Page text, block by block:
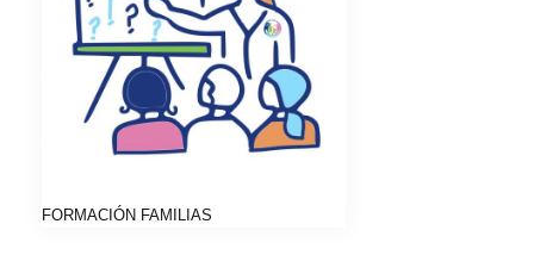
FORMACIÓN FAMILIAS